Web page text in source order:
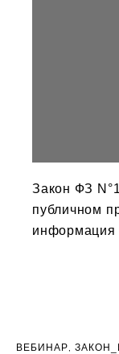
Закон ФЗ
публичном
информация
ВЕБИНАР